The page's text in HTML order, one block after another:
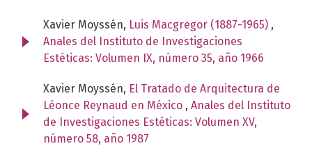
Xavier Moyssén, Luis Macgregor (1887-1965) ,
Anales del Instituto de Investigaciones
Estéticas: Volumen IX, número 35, año 1966
Xavier Moyssén, El Tratado de Arquitectura de
Léonce Reynaud en México , Anales del Instituto
de Investigaciones Estéticas: Volumen XV,
número 58, año 1987